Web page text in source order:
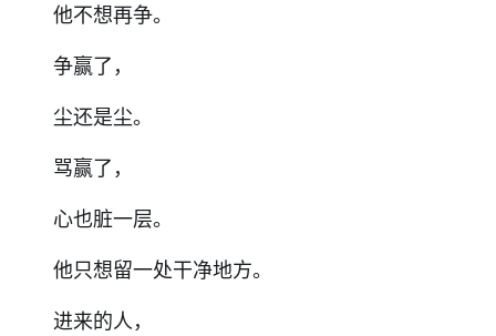
他不想再争。
争赢了，
尘还是尘。
骂赢了，
心也脏一层。
他只想留一处干净地方。
进来的人，